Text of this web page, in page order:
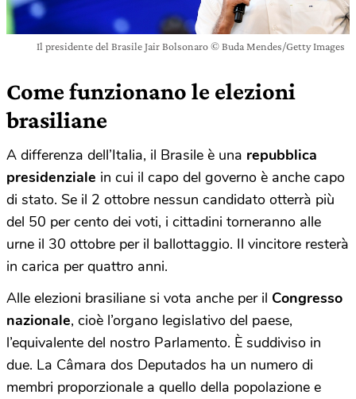
Il presidente del Brasile Jair Bolsonaro © Buda Mendes/Getty Images
Come funzionano le elezioni
brasiliane
A differenza dell’Italia, il Brasile è una repubblica
presidenziale in cui il capo del governo è anche capo
di stato. Se il 2 ottobre nessun candidato otterrà più
del 50 per cento dei voti, i cittadini torneranno alle
urne il 30 ottobre per il ballottaggio. Il vincitore resterà
in carica per quattro anni.
Alle elezioni brasiliane si vota anche per il Congresso
nazionale, cioè l’organo legislativo del paese,
l’equivalente del nostro Parlamento. È suddiviso in
due. La Câmara dos Deputados ha un numero di
membri proporzionale a quello della popolazione e